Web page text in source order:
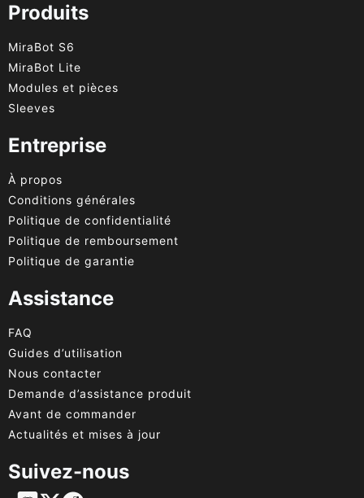
Produits
MiraBot S6
MiraBot Lite
Modules et pièces
Sleeves
Entreprise
À propos
Conditions générales
Politique de confidentialité
Politique de remboursement
Politique de garantie
Assistance
FAQ
Guides d’utilisation
Nous contacter
Demande d’assistance produit
Avant de commander
Actualités et mises à jour
Suivez-nous
English